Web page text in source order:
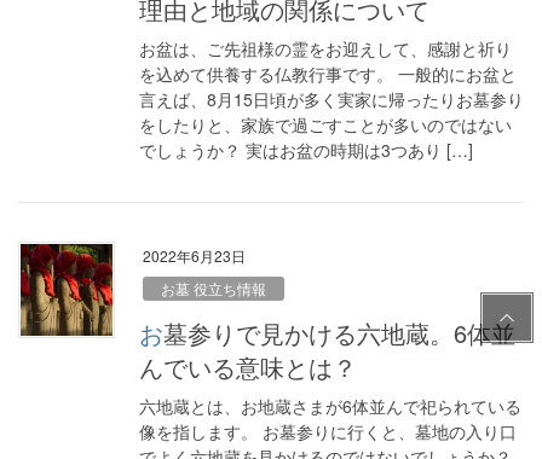
理由と地域の関係について
お盆は、ご先祖様の霊をお迎えして、感謝と祈り
を込めて供養する仏教行事です。 一般的にお盆と
言えば、8月15日頃が多く実家に帰ったりお墓参り
をしたりと、家族で過ごすことが多いのではない
でしょうか？ 実はお盆の時期は3つあり […]
2022年6月23日
お墓 役立ち情報
お墓参りで見かける六地蔵。6体並
んでいる意味とは？
六地蔵とは、お地蔵さまが6体並んで祀られている
像を指します。 お墓参りに行くと、墓地の入り口
PAG
E